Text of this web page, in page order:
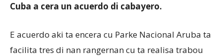
Cuba a cera un acuerdo di cabayero.
E acuerdo aki ta encera cu Parke Nacional Aruba ta
facilita tres di nan rangernan cu ta realisa trabou